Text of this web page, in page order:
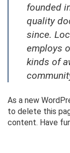
founded
quality
since.
employs
kinds of
As a new
to delete this
content. Have